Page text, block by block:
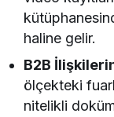
haline gelir.
B2B
ölçekteki
nitelikli